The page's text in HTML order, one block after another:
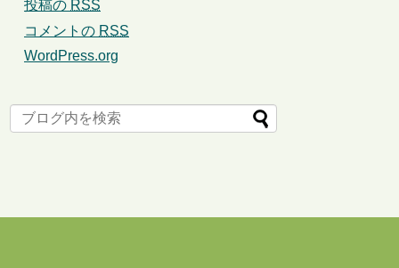
投稿の RSS
コメントの RSS
WordPress.org